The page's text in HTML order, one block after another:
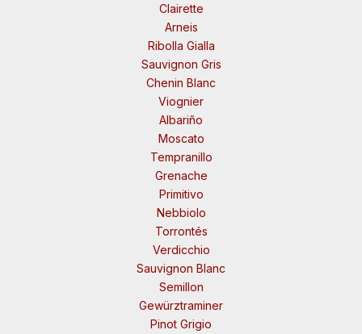
Clairette
Arneis
Ribolla Gialla
Sauvignon Gris
Chenin Blanc
Viognier
Albariño
Moscato
Tempranillo
Grenache
Primitivo
Nebbiolo
Torrontés
Verdicchio
Sauvignon Blanc
Semillon
Gewürztraminer
Pinot Grigio